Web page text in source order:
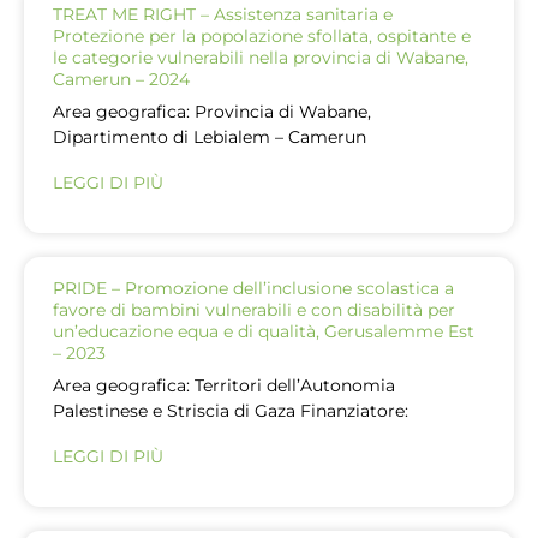
TREAT ME RIGHT – Assistenza sanitaria e
Protezione per la popolazione sfollata, ospitante e
le categorie vulnerabili nella provincia di Wabane,
Camerun – 2024
Area geografica: Provincia di Wabane,
Dipartimento di Lebialem – Camerun
LEGGI DI PIÙ
PRIDE – Promozione dell’inclusione scolastica a
favore di bambini vulnerabili e con disabilità per
un’educazione equa e di qualità, Gerusalemme Est
– 2023
Area geografica: Territori dell’Autonomia
Palestinese e Striscia di Gaza Finanziatore:
LEGGI DI PIÙ